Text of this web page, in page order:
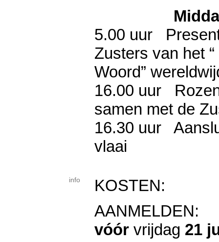
5.00 uur
Zusters van het
Woord”
16.00 uur
samen met de
16.30 uur
vlaai
info
KOSTEN:
vóór vrijdag 21